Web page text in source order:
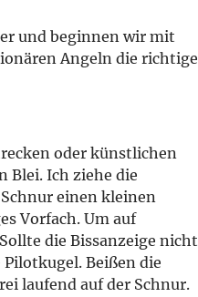
und beginnen wir mit
Angeln die richtige
oder künstlichen
Blei. Ich ziehe die
einen kleinen
Vorfach. Um auf
die Bissanzeige nicht
Beißen die
laufend auf der Schnur.